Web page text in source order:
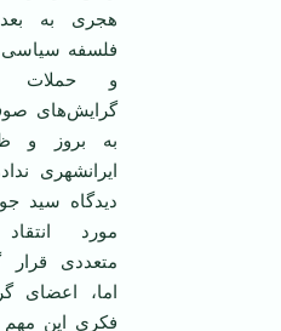
هجری به
فلسفه سیاسی
و حملات
گرایش‌های
به بروز و
ایرانشهری
دیدگاه سید
مورد
متعددی
اما، اعضای
فکری این